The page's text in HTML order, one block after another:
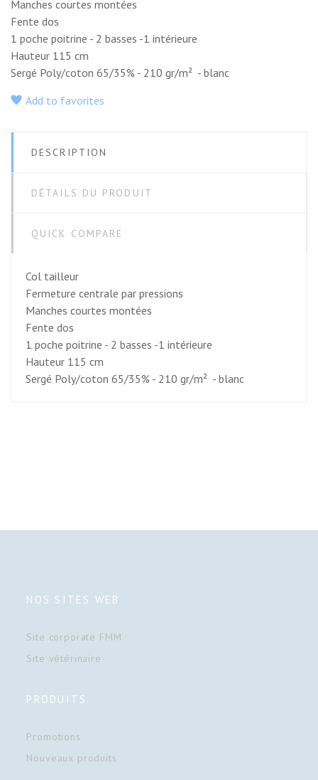
Manches courtes montées
Fente dos
1 poche poitrine - 2 basses -1 intérieure
Hauteur 115 cm
Sergé Poly/coton 65/35% - 210 gr/m² - blanc
Add to favorites
DESCRIPTION
DÉTAILS DU PRODUIT
QUICK COMPARE
Col tailleur
Fermeture centrale par pressions
Manches courtes montées
Fente dos
1 poche poitrine - 2 basses -1 intérieure
Hauteur 115 cm
Sergé Poly/coton 65/35% - 210 gr/m² - blanc
NOS SITES WEB
Site corporate FMM
Site vétérinaire
PRODUITS
Promotions
Nouveaux produits